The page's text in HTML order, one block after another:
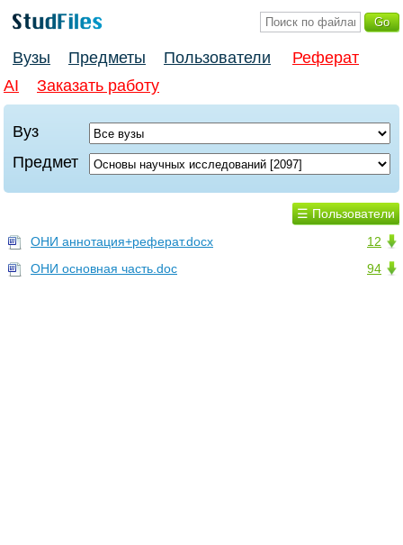
Вузы Предметы Пользователи
Реферат
AI
Заказать работу
Вуз
Предмет
☰ Пользователи
12
ОНИ аннотация+реферат.docx
94
ОНИ основная часть.doc